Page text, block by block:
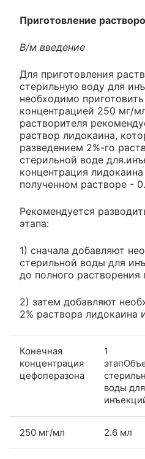
Приготовление
В/м введение
Для приготовления
стерильную воду для
необходимо
концентрацией 250 мг/
растворителя
раствор лидокаина,
разведением 2%-го
стерильной воде
концентрация
полученном растворе -
Рекомендуется
этапа:
1) сначала добавляют
стерильной воды для
до полного растворения
2) затем добавляют
2% раствора лидокаина
Конечная
концентрация
цефоперазона
1
воды для
250 мг/мл 2.6 мл